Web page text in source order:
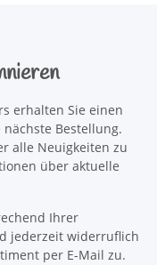
erhalten Sie einen
Bestellung.
alle Neuigkeiten zu
über aktuelle
Ihrer
jederzeit widerruflich
per E-Mail zu.